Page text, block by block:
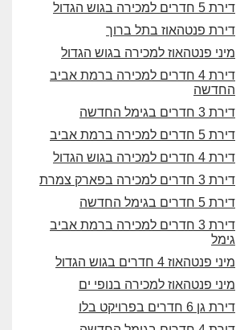
דירת 5 חדרים למכירה בגוש הגדול
דירת פנטהאוז בתל ברוך
מיני פנטהאוז למכירה בגוש הגדול
דירת 4 חדרים למכירה ברמת אביב
החדשה
דירת 3 חדרים בגימל החדשה
דירת 5 חדרים למכירה ברמת אביב
דירת 4 חדרים למכירה בגוש הגדול
דירת 3 חדרים למכירה בפארק צמרת
דירת 5 חדרים בגימל החדשה
דירת 3 חדרים למכירה ברמת אביב
גימל
מיני פנטהאוז 4 חדרים בגוש הגדול
מיני פנטהאוז למכירה בנופי ים
דירת גן 6 חדרים בפרויקט בלו